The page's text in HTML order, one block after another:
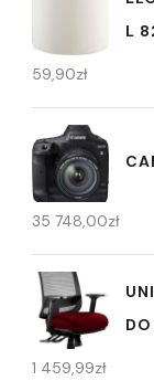
L
59,90zł
35 748,00zł
1 459,99zł